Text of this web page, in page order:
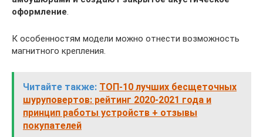
оформление.
К особенностям модели можно отнести возможность
магнитного крепления.
Читайте также: ТОП-10 лучших бесщеточных
шуруповертов: рейтинг 2020-2021 года и
принцип работы устройств + отзывы
покупателей